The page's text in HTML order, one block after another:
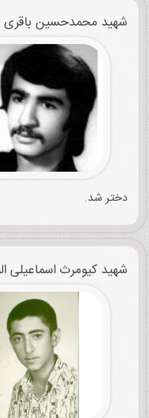
شهید محمدحسین باقری
دختر شد.
شهید کیومرث اسماعیلی‌